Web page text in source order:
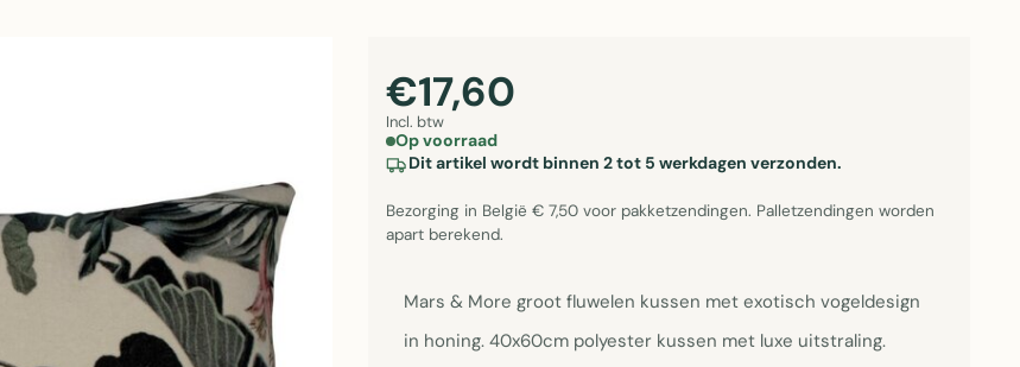
€17,60
Incl. btw
Op voorraad
Dit artikel wordt binnen 2 tot 5 werkdagen verzonden.
Bezorging in België € 7,50 voor pakketzendingen. Palletzendingen worden
apart berekend.
Mars & More groot fluwelen kussen met exotisch vogeldesign
in honing. 40x60cm polyester kussen met luxe uitstraling.